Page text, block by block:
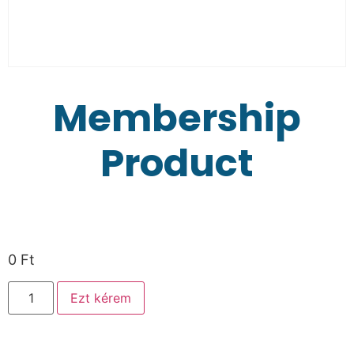
Membership
Product
0 Ft
Ezt kérem